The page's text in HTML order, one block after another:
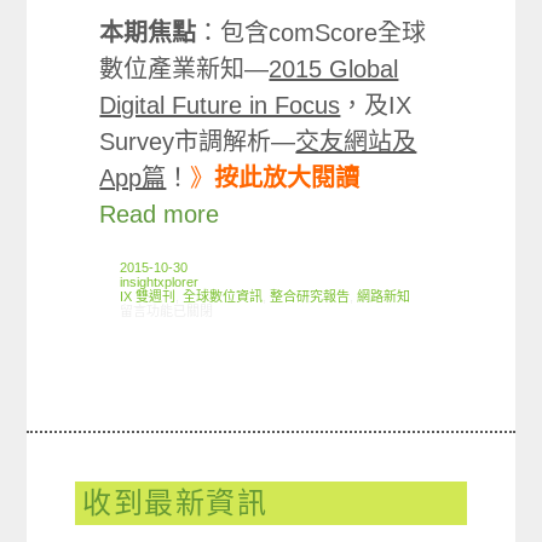
本期焦點 ：包含comScore全球
數位產業新知—2015 Global
Digital Future in Focus ，及IX
Survey市調解析—交友網站及
App篇 ！ 》按此放大閱讀
Read more
2015-10-30
insightxplorer
IX 雙週刊
,全球數位資訊 ,整合研究報告 ,網路新知
收到最新資訊